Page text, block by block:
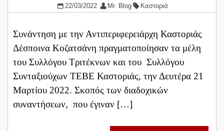
22/03/2022 Mr. Blog Καστοριά
Συνάντηση με την Αντιπεριφερειάρχη Καστοριάς
Δέσποινα Κοζατσάνη πραγματοποίησαν τα μέλη
του Συλλόγου Τριτέκνων και του Συλλόγου
Συνταξιούχων ΤΕΒΕ Καστοριάς, την Δευτέρα 21
Μαρτίου 2022. Σκοπός των διαδοχικών
συναντήσεων, που έγιναν […]